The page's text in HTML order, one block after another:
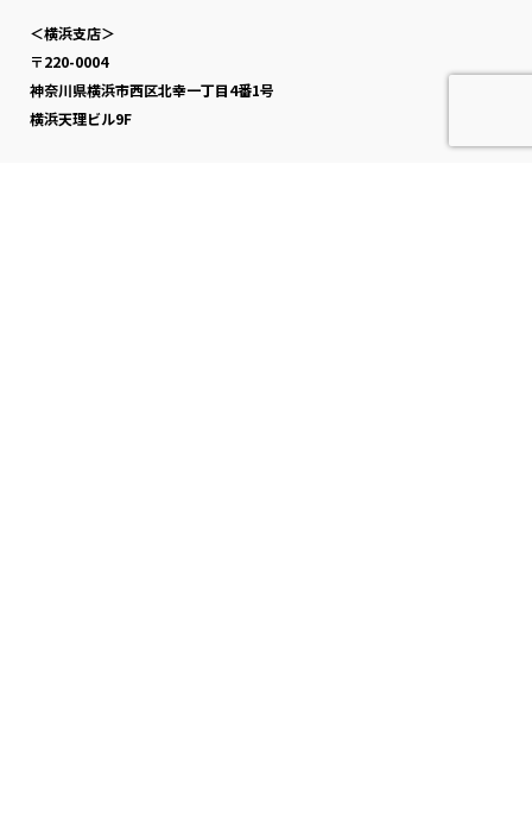
＜横浜支店＞
〒220-0004
神奈川県横浜市西区北幸一丁目4番1号
横浜天理ビル9F